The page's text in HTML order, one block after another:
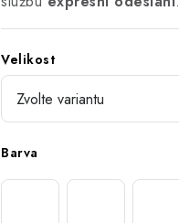
Velikost
Barva